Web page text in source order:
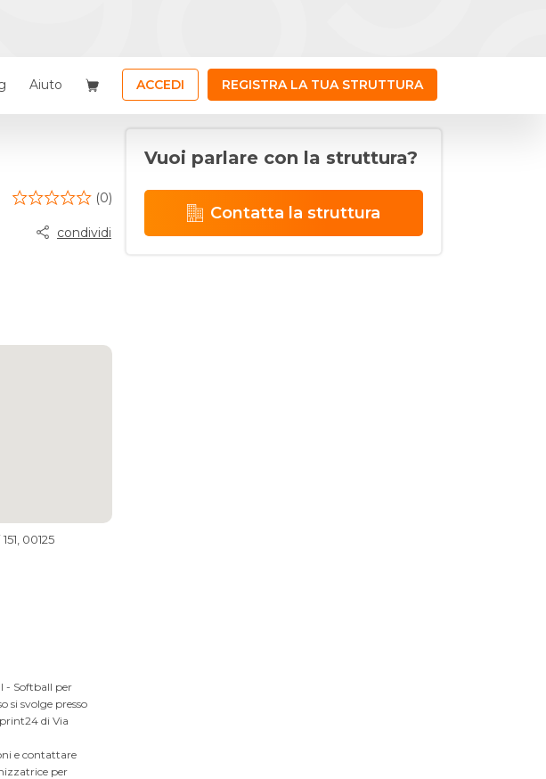
Aiuto ACCEDI REGISTRA LA TUA STRUTTURA
(0)
condividi
00125
- Softball per
si svolge presso
di Via
e contattare
per
Vuoi parlare con la struttura?
Contatta la struttura